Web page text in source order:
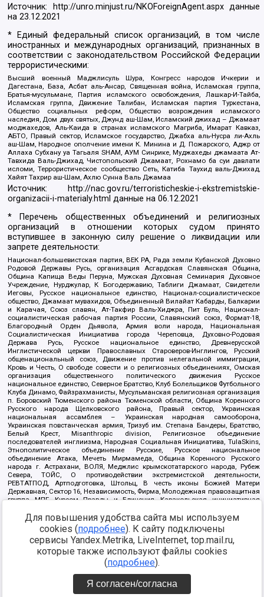
Источник: http://unro.minjust.ru/NKOForeignAgent.aspxданные
на23.12.2021
* Единый федеральный список организаций, в том числе
иностранных и международных организаций, признанных в
соответствии с законодательством Российской Федерации
террористическими:
Высший военный Маджлисуль Шура, Конгресс народов Ичкерии и
Дагестана, База, Асбат аль-Ансар, Священная война, Исламская группа,
Братья-мусульмане, Партия исламского освобождения, Лашкар-И-Тайба,
Исламская группа, Движение Талибан, Исламская партия Туркестана,
Общество социальных реформ, Общество возрождения исламского
наследия, Дом двух святых, Джунд аш-Шам, Исламский джихад – Джамаат
моджахедов, Аль-Каида в странах исламского Магриба, Имарат Кавказ,
АБТО, Правый сектор, Исламское государство, Джабха аль-Нусра ли-Ахль
аш-Шам, Народное ополчение имени К. Минина и Д. Пожарского, Аджр от
Аллаха Субхану уа Тагьаля SHAM, АУМ Синрике, Муджахеды джамаата Ат-
Тавхида Валь-Джихад, Чистопольский Джамаат, Рохнамо ба суи давлати
исломи, Террористическое сообщество Сеть, Катиба Таухид валь-Джихад,
Хайят Тахрир аш-Шам, Ахлю Сунна Валь Джамаа
Источник:
http://nac.gov.ru/terroristicheskie-i-ekstremistskie-
organizacii-i-materialy.html данные на06.12.2021
* Перечень общественных объединений и религиозных
организаций в отношении которых судом принято
вступившее в законную силу решение о ликвидации или
запрете деятельности:
Национал-большевистская партия, ВЕК РА, Рада земли Кубанской Духовно
Родовой Державы Русь, организация Асгардская Славянская Община,
Община Капища Веды Перуна, Мужская Духовная Семинария Духовное
Учреждение, Нурджулар, К Богодержавию, Таблиги Джамаат, Свидетели
Иеговы, Русское национальное единство, Национал-социалистическое
общество, Джамаат мувахидов, Объединенный Вилайат Кабарды, Балкарии
и Карачая, Союз славян, Ат-Такфир Валь-Хиджра, Пит Буль, Национал-
социалистическая рабочая партия России, Славянский союз, Формат-18,
Благородный Орден Дьявола, Армия воли народа, Национальная
Социалистическая Инициатива города Череповца, Духовно-Родовая
Держава Русь, Русское национальное единство, Древнерусской
Инглистической церкви Православных Староверов-Инглингов, Русский
общенациональный союз, Движение против нелегальной иммиграции,
Кровь и Честь, О свободе совести и о религиозных объединениях, Омская
организация общественного политического движения Русское
национальное единство, Северное Братство, Клуб Болельщиков Футбольного
Клуба Динамо, Файзрахманисты, Мусульманская религиозная организация
п. Боровский Тюменского района Тюменской области, Община Коренного
Русского народа Щелковского района, Правый сектор, Украинская
национальная ассамблея – Украинская народная самооборона,
Украинская повстанческая армия, Тризуб им. Степана Бандеры, Братство,
Белый Крест, Misanthropic division, Религиозное объединение
последователей инглиизма, Народная Социальная Инициатива, TulaSkins,
Этнополитическое объединение Русские, Русское национальное
объединение Атака, Мечеть Мирмамеда, Община Коренного Русского
народа г. Астрахани, ВОЛЯ, Меджлис крымскотатарского народа, Рубеж
Севера, ТОЙС, О противодействии экстремистской деятельности,
РЕВТАТПОД, Артподготовка, Штольц, В честь иконы Божией Матери
Державная, Сектор 16, Независимость, Фирма, Молодежная правозащитная
группа МПГ, Курсом Правды и Единения, Каракольская инициативная
Благотворительный пансионат Ак Умут, Русская республика Русь,
Арестантское уголовное единство, Башкорт, Нация и свобода, W.H.С., Фалунь
Дафа, Иртыш Ultras, Русский Патриотический клуб-Новокузнецк/РПК,
Сибирский державный союз, Фонд борьбы с коррупцией, Фонд защиты прав
граждан, Штабы Навального, Совет граждан СССР Прикубанского округа г.
https://minjust.gov.ru/ru/documents/7822/
Для повышения удобства сайта мы используем
cookies (подробнее). К сайту подключены
сервисы Yandex.Metrika, LiveInternet, top.mail.ru,
которые также используют файлы cookies
(подробнее).
Я согласен/согласна